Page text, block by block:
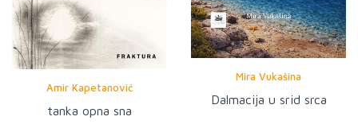
Amir Kapetanović
tanka opna sna
Mira Vukašina
Dalmacija u srid srca